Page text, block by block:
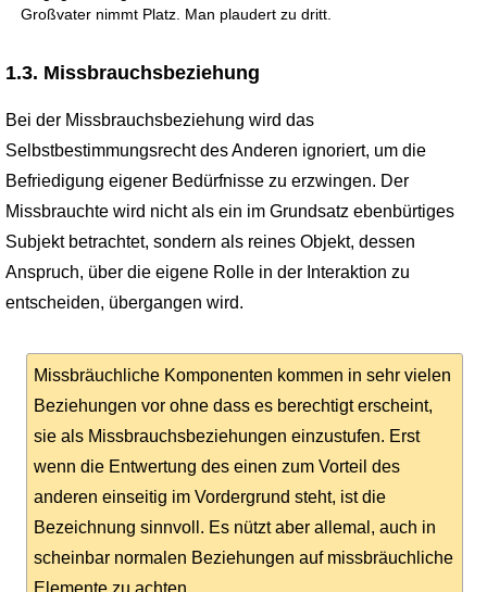
Großvater nimmt Platz. Man plaudert zu dritt.
1.3. Missbrauchsbeziehung
Bei der Missbrauchsbeziehung wird das
Selbstbestimmungsrecht des Anderen ignoriert, um die
Befriedigung eigener Bedürfnisse zu erzwingen. Der
Missbrauchte wird nicht als ein im Grundsatz ebenbürtiges
Subjekt betrachtet, sondern als reines Objekt, dessen
Anspruch, über die eigene Rolle in der Interaktion zu
entscheiden, übergangen wird.
Missbräuchliche Komponenten kommen in sehr vielen
Beziehungen vor ohne dass es berechtigt erscheint,
sie als Missbrauchs­beziehungen einzustufen. Erst
wenn die Entwertung des einen zum Vorteil des
anderen einseitig im Vordergrund steht, ist die
Bezeichnung sinnvoll. Es nützt aber allemal, auch in
scheinbar normalen Beziehungen auf missbräuchliche